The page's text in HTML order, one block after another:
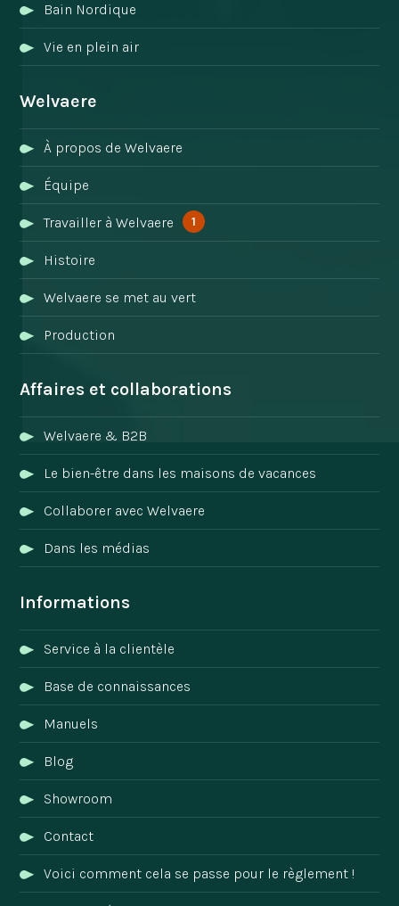
Bain Nordique
Vie en plein air
Welvaere
À propos de Welvaere
Équipe
Travailler à Welvaere 1
Histoire
Welvaere se met au vert
Production
Affaires et collaborations
Welvaere & B2B
Le bien-être dans les maisons de vacances
Collaborer avec Welvaere
Dans les médias
Informations
Service à la clientèle
Base de connaissances
Manuels
Blog
Showroom
Contact
Voici comment cela se passe pour le règlement !